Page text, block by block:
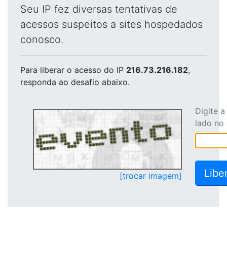
Seu IP fez diversas tentativas de
acessos suspeitos a sites hospedados
conosco.
Para liberar o acesso do IP 216.73.216.182,
responda ao desafio abaixo.
[trocar imagem]
Digite
lado no